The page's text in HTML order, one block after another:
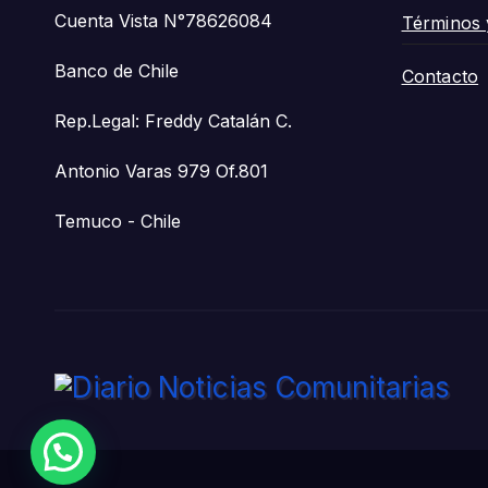
Cuenta Vista N°78626084
Banco de Chile
Rep.Legal: Freddy Catalán C.
Antonio Varas 979 Of.801
Temuco - Chile
Términos
Contacto